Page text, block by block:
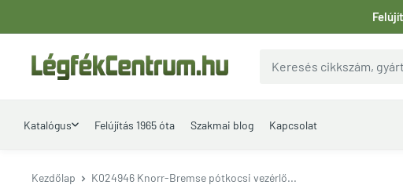
a
tartalomhoz
LegfekCentrum.hu
Katalógus Felújítás 1965 óta Szakmai blog Kapcsolat
Kezdőlap K024946 Knorr-Bremse pótkocsi vezérlő...